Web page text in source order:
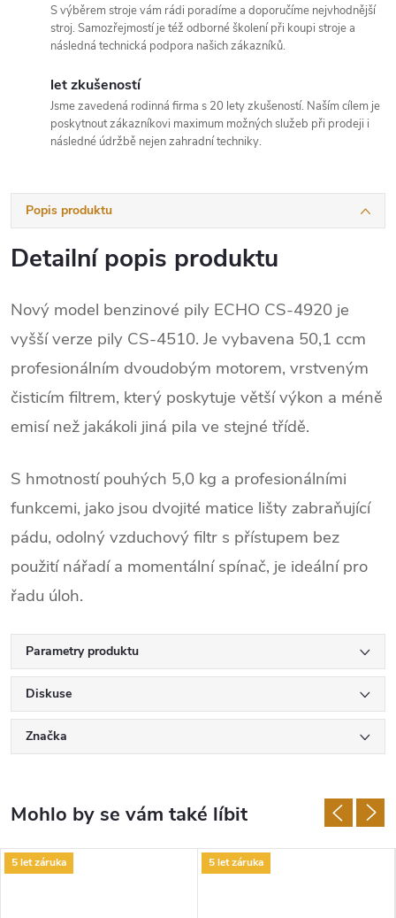
S výběrem stroje vám rádi poradíme a doporučíme nejvhodnější
stroj. Samozřejmostí je též odborné školení při koupi stroje a
následná technická podpora našich zákazníků.
let zkušeností
Jsme zavedená rodinná firma s 20 lety zkušeností. Naším cílem je
poskytnout zákazníkovi maximum možných služeb při prodeji i
následné údržbě nejen zahradní techniky.
Popis produktu
Detailní popis produktu
Nový model benzinové pily ECHO CS-4920 je
vyšší verze pily CS-4510. Je vybavena 50,1 ccm
profesionálním dvoudobým motorem, vrstveným
čisticím filtrem, který poskytuje větší výkon a méně
emisí než jakákoli jiná pila ve stejné třídě.
S hmotností pouhých 5,0 kg a profesionálními
funkcemi, jako jsou dvojité matice lišty zabraňující
pádu, odolný vzduchový filtr s přístupem bez
použití nářadí a momentální spínač, je ideální pro
řadu úloh.
Parametry produktu
Diskuse
Značka
5 let záruka 5 let záruka